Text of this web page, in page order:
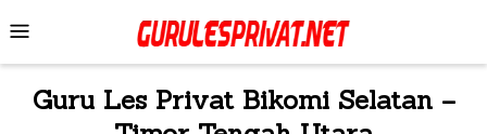
to
contentMenu
Guru Les Privat Bikomi Selatan –